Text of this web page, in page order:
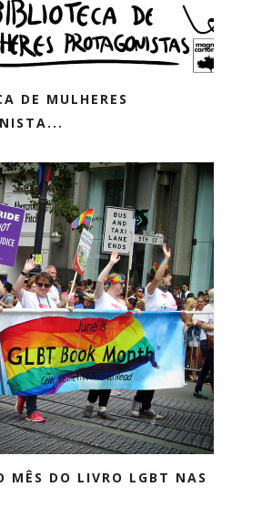
DE MULHERES
MÊS DO LIVRO LGBT NAS